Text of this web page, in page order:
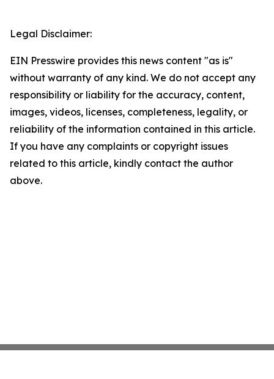
Legal Disclaimer:
EIN Presswire provides this news content "as is"
without warranty of any kind. We do not accept any
responsibility or liability for the accuracy, content,
images, videos, licenses, completeness, legality, or
reliability of the information contained in this article.
If you have any complaints or copyright issues
related to this article, kindly contact the author
above.